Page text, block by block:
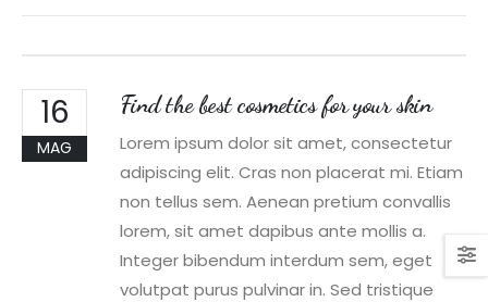
16
MAG
Find the best cosmetics for your skin
Lorem ipsum dolor sit amet, consectetur
adipiscing elit. Cras non placerat mi. Etiam
non tellus sem. Aenean pretium convallis
lorem, sit amet dapibus ante mollis a.
Integer bibendum interdum sem, eget
volutpat purus pulvinar in. Sed tristique